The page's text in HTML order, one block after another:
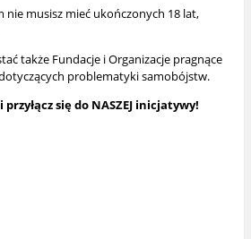
nie musisz mieć ukończonych 18 lat,
także Fundacje i Organizacje pragnące
dotyczących problematyki samobójstw.
przyłącz się do NASZEJ inicjatywy!